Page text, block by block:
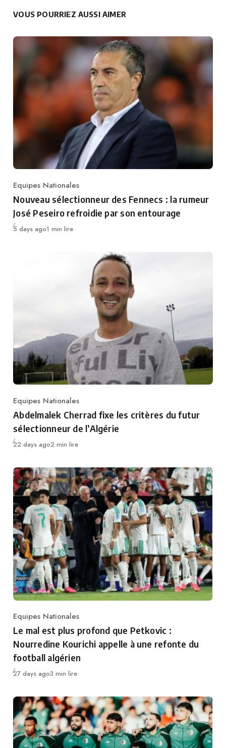
VOUS POURRIEZ AUSSI AIMER
Category
Equipes Nationales
Nouveau sélectionneur des Fennecs : la rumeur
José Peseiro refroidie par son entourage
Publié
5 days ago1 min lire
Category
Equipes Nationales
Abdelmalek Cherrad fixe les critères du futur
sélectionneur de l’Algérie
Publié
22 days ago2 min lire
Category
Equipes Nationales
Le mal est plus profond que Petkovic :
Nourredine Kourichi appelle à une refonte du
football algérien
Publié
27 days ago3 min lire